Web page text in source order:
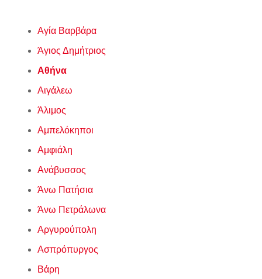
Αγία Βαρβάρα
Άγιος Δημήτριος
Αθήνα
Αιγάλεω
Άλιμος
Αμπελόκηποι
Αμφιάλη
Ανάβυσσος
Άνω Πατήσια
Άνω Πετράλωνα
Αργυρούπολη
Ασπρόπυργος
Βάρη